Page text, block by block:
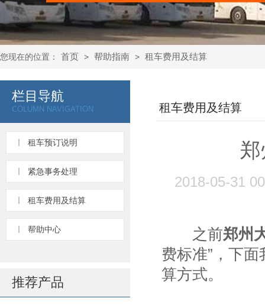
您现在的位置： 首页 > 帮助指南 > 租车费用及结算
栏目导航
COLUMN NAVIGATION
租车预订说明
紧急事务处理
租车费用及结算
帮助中心
推荐产品
租车费用及结算
2018-05-31
之前郑州
费标准”，下
算方式。